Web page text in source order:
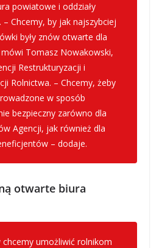
powiatowe i oddziały
– Chcemy, by jak najszybciej
były znów otwarte dla
Tomasz Nowakowski,
Restrukturyzacji i
Rolnictwa. – Chcemy, żeby
w sposób
bezpieczny zarówno dla
Agencji, jak również dla
– dodaje.
otwarte biura
chcemy umożliwić rolnikom